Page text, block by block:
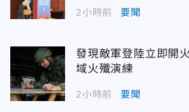
2小時前 要聞
發現敵軍登陸立即開
域火殲演練
2小時前 要聞